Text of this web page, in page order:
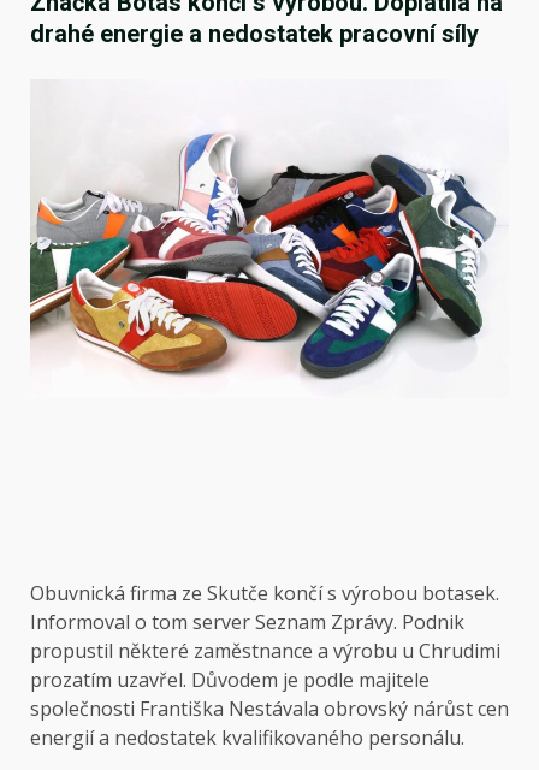
drahé energie a nedostatek pracovní síly
Obuvnická firma ze Skutče končí s výrobou botasek.
Informoval o tom server Seznam Zprávy. Podnik
propustil některé zaměstnance a výrobu u Chrudimi
prozatím uzavřel. Důvodem je podle majitele
společnosti Františka Nestávala obrovský nárůst cen
energií a nedostatek kvalifikovaného personálu.